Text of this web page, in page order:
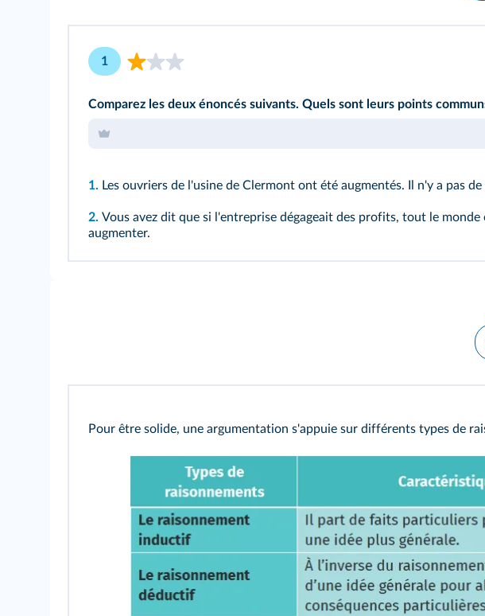
1
Comparez les deux énoncés suivants. Quels sont leurs points
1. Les ouvriers de l'usine de Clermont ont été augmentés. Il n'y a pas
2. Vous avez dit que si l'entreprise dégageait des profits, tout le
augmenter.
Pour être solide, une argumentation s'appuie sur différents types de